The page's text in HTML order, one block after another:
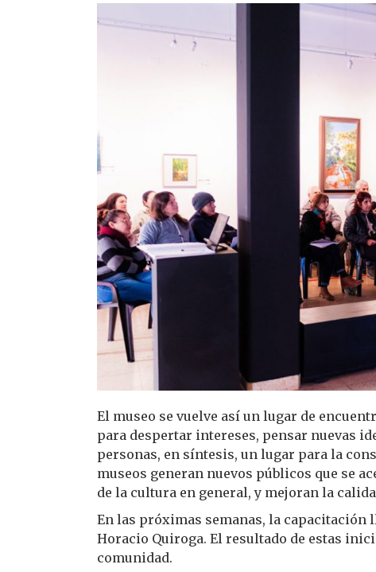
El museo se vuelve así un lugar de
para despertar intereses, pensar nuevas
personas, en síntesis, un lugar para la
museos generan nuevos públicos que se
de la cultura en general, y mejoran la
En las próximas semanas, la capacitación
Horacio Quiroga. El resultado de estas
comunidad.